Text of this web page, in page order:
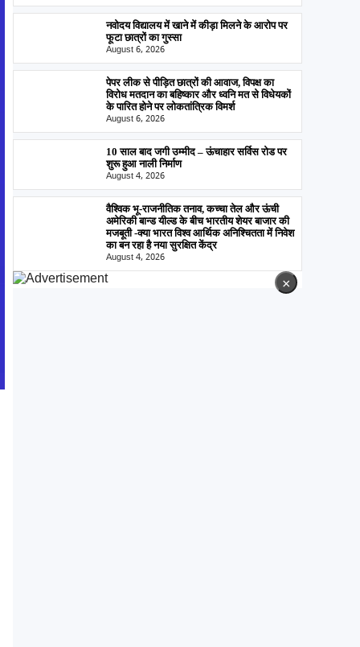
नवोदय विद्यालय में खाने में कीड़ा मिलने के आरोप पर
फूटा छात्रों का गुस्सा
August 6, 2026
पेपर लीक से पीड़ित छात्रों की आवाज, विपक्ष का
विरोध मतदान का बहिष्कार और ध्वनि मत से विधेयकों
के पारित होने पर लोकतांत्रिक विमर्श
August 6, 2026
10 साल बाद जगी उम्मीद – ऊंचाहार सर्विस रोड पर
शुरू हुआ नाली निर्माण
August 4, 2026
वैश्विक भू-राजनीतिक तनाव, कच्चा तेल और ऊंची
अमेरिकी बान्ड यील्ड के बीच भारतीय शेयर बाजार की
मजबूती -क्या भारत विश्व आर्थिक अनिश्चितता में निवेश
का बन रहा है नया सुरक्षित केंद्र
August 4, 2026
×